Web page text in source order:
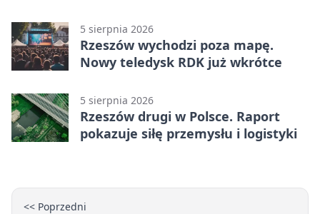
5 sierpnia 2026
Rzeszów wychodzi poza mapę.
Nowy teledysk RDK już wkrótce
5 sierpnia 2026
Rzeszów drugi w Polsce. Raport
pokazuje siłę przemysłu i logistyki
<< Poprzedni